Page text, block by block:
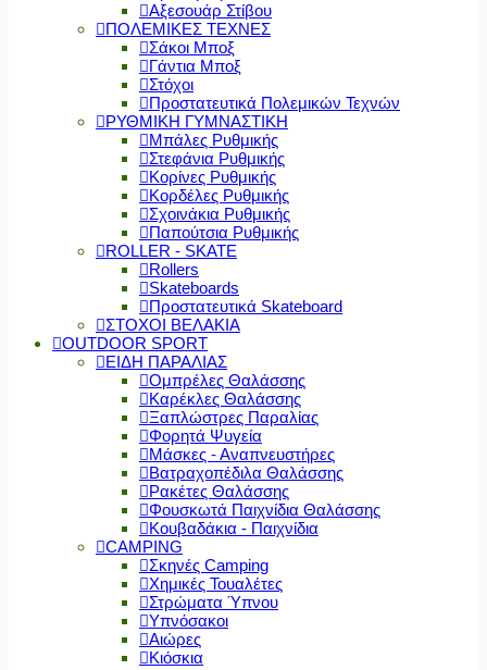
Αξεσουάρ Στίβου
ΠΟΛΕΜΙΚΕΣ ΤΕΧΝΕΣ
Σάκοι Μποξ
Γάντια Μποξ
Στόχοι
Προστατευτικά Πολεμικών Τεχνών
ΡΥΘΜΙΚΗ ΓΥΜΝΑΣΤΙΚΗ
Μπάλες Ρυθμικής
Στεφάνια Ρυθμικής
Κορίνες Ρυθμικής
Κορδέλες Ρυθμικής
Σχοινάκια Ρυθμικής
Παπούτσια Ρυθμικής
ROLLER - SKATE
Rollers
Skateboards
Προστατευτικά Skateboard
ΣΤΟΧΟΙ ΒΕΛΑΚΙΑ
OUTDOOR SPORT
ΕΙΔΗ ΠΑΡΑΛΙΑΣ
Ομπρέλες Θαλάσσης
Καρέκλες Θαλάσσης
Ξαπλώστρες Παραλίας
Φορητά Ψυγεία
Μάσκες - Αναπνευστήρες
Βατραχοπέδιλα Θαλάσσης
Ρακέτες Θαλάσσης
Φουσκωτά Παιχνίδια Θαλάσσης
Κουβαδάκια - Παιχνίδια
CAMPING
Σκηνές Camping
Χημικές Τουαλέτες
Στρώματα Ύπνου
Υπνόσακοι
Αιώρες
Κιόσκια